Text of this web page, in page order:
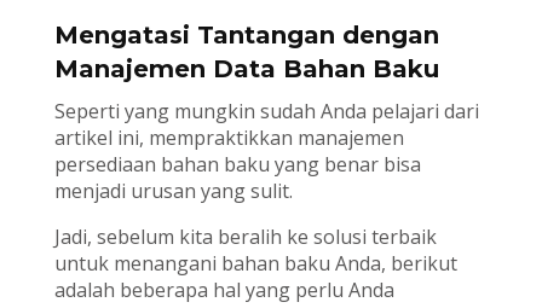
Mengatasi Tantangan dengan
Manajemen Data Bahan Baku
Seperti yang mungkin sudah Anda pelajari dari
artikel ini, mempraktikkan manajemen
persediaan bahan baku yang benar bisa
menjadi urusan yang sulit.
Jadi, sebelum kita beralih ke solusi terbaik
untuk menangani bahan baku Anda, berikut
adalah beberapa hal yang perlu Anda